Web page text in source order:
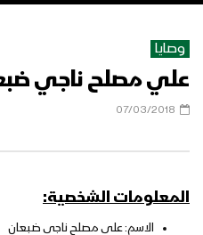
وصايا
علي مصلح ناجي
07/03/2018
المعلومات الشخصية:
الاسم: علي مصلح ناجي ضبعان